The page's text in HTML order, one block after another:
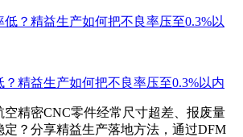
精益生产如何把不良率压至0.3%以内
精密CNC零件经常尺寸超差、报废量
定？分享精益生产落地方法，通过DFM